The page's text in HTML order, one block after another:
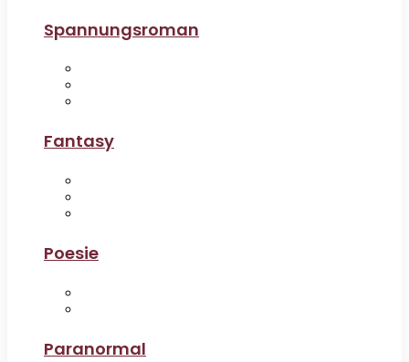
Spannungsroman
Fantasy
Poesie
Paranormal